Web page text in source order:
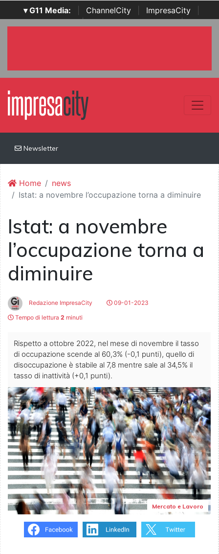
▾ G11 Media: ChannelCity ImpresaCity
SecurityOpenLab | Italian Channel Awards | Italian
Newsletter
Home
news
Istat: a novembre l’occupazione torna a diminuire
Istat: a novembre
l’occupazione torna a
diminuire
Redazione ImpresaCity
09-01-2023
Tempo di lettura 2 minuti
Rispetto a ottobre 2022, nel mese di novembre il tasso
di occupazione scende al 60,3% (-0,1 punti), quello di
disoccupazione è stabile al 7,8 mentre sale al 34,5% il
tasso di inattività (+0,1 punti).
Mercato e Lavoro